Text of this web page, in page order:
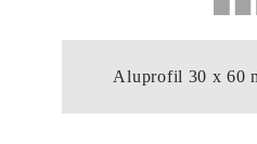
Aluprofil 30 x 60